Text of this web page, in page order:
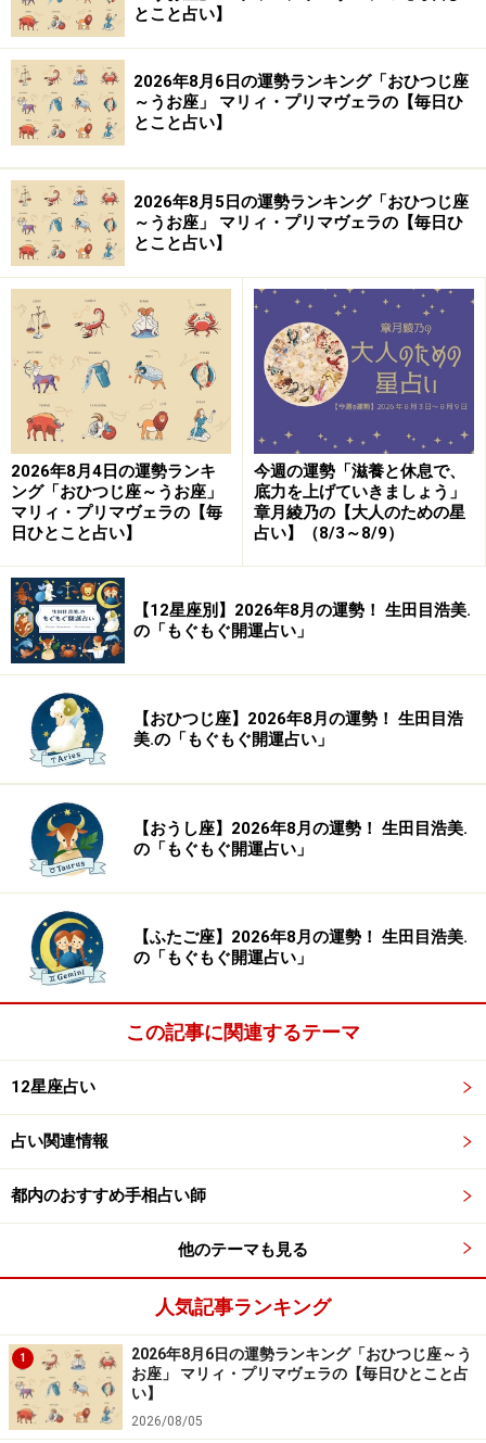
進化」という厳しい目的を果たすために神様に与えられ
た人生の清涼剤のようなもの。
私達は、時にはお金で好きなものを買ったり、おいしい
ものを食べたりする事で、厳しい修行の中にも喜びを見
出すことが出来ます。
逆にこういった楽しみが一切許されなくなってしまえ
ば、私達の人生はとっても窮屈なものになってしまい
「こころの進化」などといっている場合ではなくなって
しまうでしょう。
神様は、私達が自然との調和をはかりながら、正しいこ
ころを持っていれば、必要最低限の物質的豊かさは、む
こうから自然にやってくるようにとりはからってくれま
す。
「そんなのきれいごとだよ！」とみなさんは思われまし
たか？
そう思われた方は、おそらく「私達の一生が死んでしま
えばそれでおしまい」と考えているからでしょう。
確かに、この世の中には貧困にあえぎながら一度も物質
的豊かさの恩恵にあずかる事無く、人生を終えてしまう
人達もたくさんいます。
でも、そういう場合でも、正しいこころを持ち続け「こ
ころの進化」という目的を果たそうと努力した人達には
す。
※記事内容は執筆時点のものです。最新の内容をご確認くださ
い。
とこと占い】
2026年8月6日の運勢ランキング「おひつじ座
～うお座」 マリィ・プリマヴェラの【毎日ひ
とこと占い】
2026年8月5日の運勢ランキング「おひつじ座
～うお座」 マリィ・プリマヴェラの【毎日ひ
とこと占い】
2026年8月4日の運勢ランキ
ング「おひつじ座～うお座」
マリィ・プリマヴェラの【毎
日ひとこと占い】
今週の運勢「滋養と休息で、
底力を上げていきましょう」
章月綾乃の【大人のための星
占い】（8/3～8/9）
【12星座別】2026年8月の運勢！ 生田目浩美.
の「もぐもぐ開運占い」
【おひつじ座】2026年8月の運勢！ 生田目浩
美.の「もぐもぐ開運占い」
【おうし座】2026年8月の運勢！ 生田目浩美.
の「もぐもぐ開運占い」
【ふたご座】2026年8月の運勢！ 生田目浩美.
の「もぐもぐ開運占い」
この記事に関連するテーマ
12星座占い
占い関連情報
都内のおすすめ手相占い師
他のテーマも見る
人気記事ランキング
1
2026年8月6日の運勢ランキング「おひつじ座～う
お座」 マリィ・プリマヴェラの【毎日ひとこと占
い】
2026/08/05